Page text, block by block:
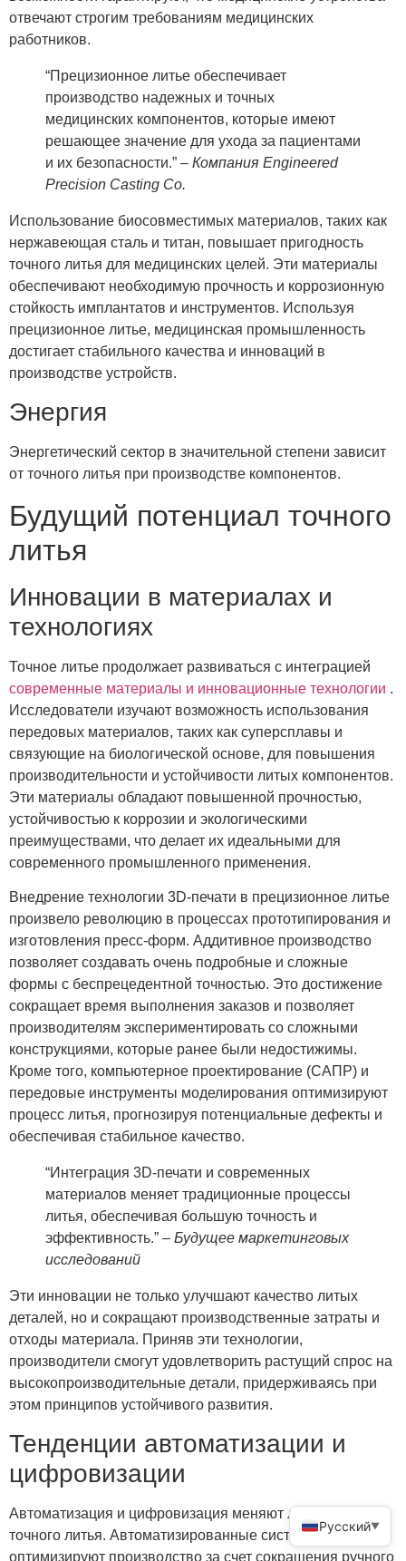
отвечают строгим требованиям медицинских
работников.
“Прецизионное литье обеспечивает
производство надежных и точных
медицинских компонентов, которые имеют
решающее значение для ухода за пациентами
и их безопасности.” – Компания Engineered
Precision Casting Co.
Использование биосовместимых материалов, таких как
нержавеющая сталь и титан, повышает пригодность
точного литья для медицинских целей. Эти материалы
обеспечивают необходимую прочность и коррозионную
стойкость имплантатов и инструментов. Используя
прецизионное литье, медицинская промышленность
достигает стабильного качества и инноваций в
производстве устройств.
Энергия
Энергетический сектор в значительной степени зависит
от точного литья при производстве компонентов.
Будущий потенциал точного
литья
Инновации в материалах и
технологиях
Точное литье продолжает развиваться с интеграцией
современные материалы и инновационные технологии .
Исследователи изучают возможность использования
передовых материалов, таких как суперсплавы и
связующие на биологической основе, для повышения
производительности и устойчивости литых компонентов.
Эти материалы обладают повышенной прочностью,
устойчивостью к коррозии и экологическими
преимуществами, что делает их идеальными для
современного промышленного применения.
Внедрение технологии 3D-печати в прецизионное литье
произвело революцию в процессах прототипирования и
изготовления пресс-форм. Аддитивное производство
позволяет создавать очень подробные и сложные
формы с беспрецедентной точностью. Это достижение
сокращает время выполнения заказов и позволяет
производителям экспериментировать со сложными
конструкциями, которые ранее были недостижимы.
Кроме того, компьютерное проектирование (САПР) и
передовые инструменты моделирования оптимизируют
процесс литья, прогнозируя потенциальные дефекты и
обеспечивая стабильное качество.
“Интеграция 3D-печати и современных
материалов меняет традиционные процессы
литья, обеспечивая большую точность и
эффективность.” – Будущее маркетинговых
исследований
Эти инновации не только улучшают качество литых
деталей, но и сокращают производственные затраты и
отходы материала. Приняв эти технологии,
производители смогут удовлетворить растущий спрос на
высокопроизводительные детали, придерживаясь при
этом принципов устойчивого развития.
Тенденции автоматизации и
цифровизации
Автоматизация и цифровизация меняют ландшафт
точного литья. Автоматизированные системы
оптимизируют производство за счет сокращения ручного
Русский▼